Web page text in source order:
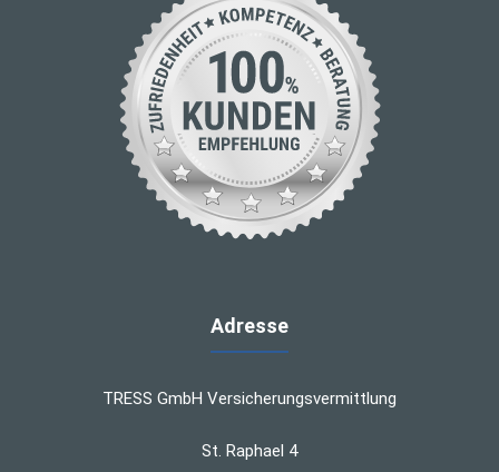
Adresse
TRESS GmbH Versicherungsvermittlung
St. Raphael 4